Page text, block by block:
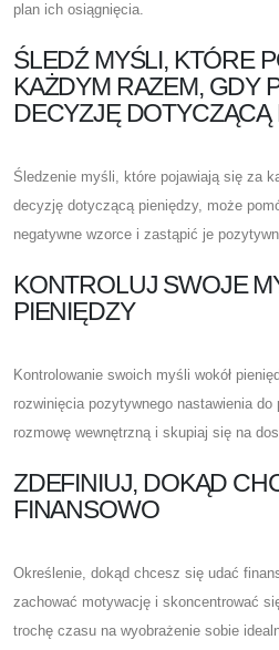
plan ich osiągnięcia.
ŚLEDŹ MYŚLI, KTÓRE
KAŻDYM RAZEM, GDY
DECYZJĘ DOTYCZĄCĄ
Śledzenie myśli, które pojawiają się za
decyzję dotyczącą pieniędzy, może
negatywne wzorce i zastąpić je
KONTROLUJ SWOJE
PIENIĘDZY
Kontrolowanie swoich myśli wokół
rozwinięcia pozytywnego nastawienia
rozmowę wewnętrzną i skupiaj się na
ZDEFINIUJ, DOKĄD
FINANSOWO
Określenie, dokąd chcesz się udać
zachować motywację i skoncentrować
trochę czasu na wyobrażenie sobie